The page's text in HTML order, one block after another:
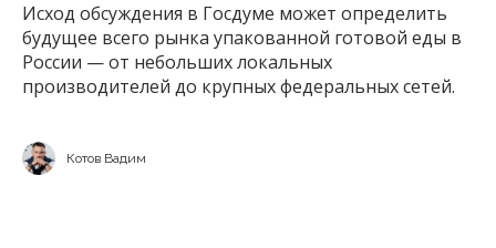
Исход обсуждения в Госдуме может определить
будущее всего рынка упакованной готовой еды в
России — от небольших локальных
производителей до крупных федеральных сетей.
Котов Вадим